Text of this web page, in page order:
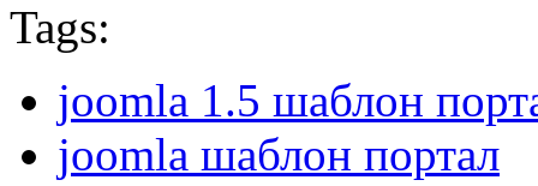
Tags:
joomla 1.5 шаблон
joomla шаблон портал